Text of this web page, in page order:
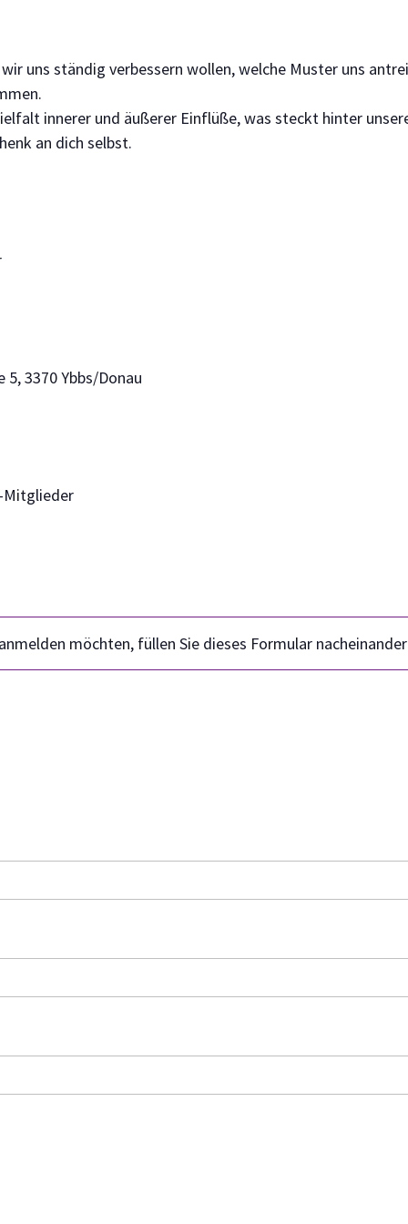
uns ständig verbessern wollen, welche Muster uns
innerer und äußerer Einflüße, was steckt hinter
an dich selbst.
3370 Ybbs/Donau
Mitglieder
möchten, füllen Sie dieses Formular